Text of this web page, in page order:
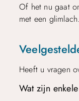
Of het nu gaat
met een glimlach.
Heeft u vragen
Wat zijn